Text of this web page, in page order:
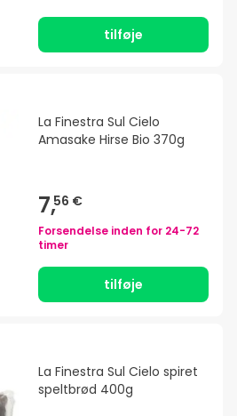
tilføje
La Finestra Sul Cielo
Amasake Hirse Bio 370g
7,56 €
Forsendelse inden for 24-72
timer
tilføje
La Finestra Sul Cielo spiret
speltbrød 400g